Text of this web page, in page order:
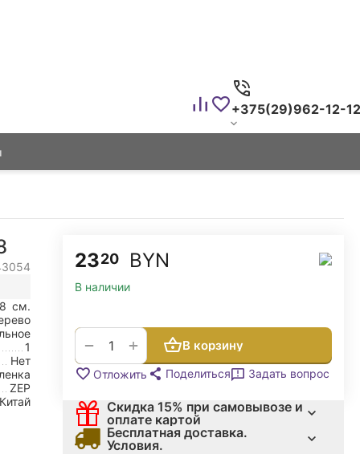
+375(29)962-12-12
см.
1
Нет
ZEP
Китай
2320 BYN
В наличии
+
− В корзину
Отложить Поделиться Задать вопрос
Скидка 15% при самовывозе и
оплате картой
Бесплатная доставка.
Условия.